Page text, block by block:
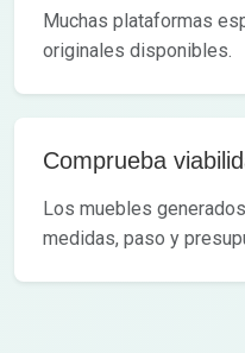
Muchas plataformas
originales disponibles.
Comprueba
Los muebles
medidas, paso y